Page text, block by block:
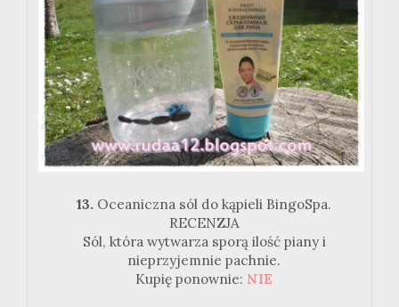
13. Oceaniczna sól do kąpieli BingoSpa.
RECENZJA
Sól, która wytwarza sporą ilość piany i
nieprzyjemnie pachnie.
Kupię ponownie: NIE